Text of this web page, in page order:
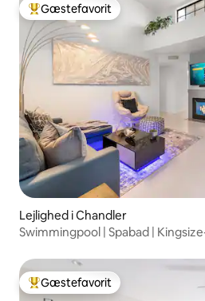
Bedste gæstefavorit
Gæstefavorit
Lejlighed i Chandler
Swimmingpool | Spabad |
Bedste gæstefavorit
Gæstefavorit